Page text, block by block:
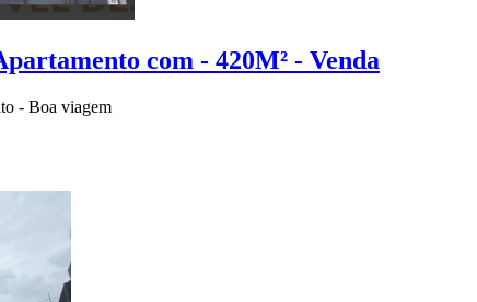
com - 420M² - Venda
- Boa viagem